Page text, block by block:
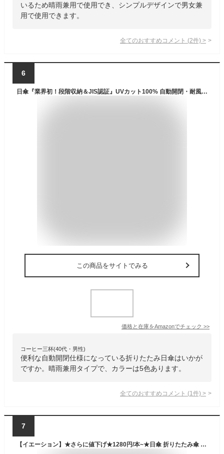
いるため晴雨兼用で使用でき、シンプルデザインで男女兼
用で使用できます。
全てのおすすめコメント (2件) >
6
日傘『業界初！段階収納＆JIS認証』UVカット100% 自動開閉・耐風撥水折りたたみ傘 遮光 遮熱 超軽量 ポケット 丈夫 100cm大傘径 晴雨兼用 折り畳み傘 熱中症対策 日焼け止め 肌を守る メンズ/レディース/子供 おしゃれ 母の日 父の日プレゼント ブラック
この商品をサイトでみる
価格と在庫をAmazonでチェック >>
コーヒー三杯(40代・男性)
便利な自動開閉仕様になっている折りたたみ日傘はいかが
ですか。晴雨兼用タイプで、カラーは5色あります。
全てのおすすめコメント (1 件) >
7
【イエーション】★さらに値下げ★1280円/本~★日傘 折りたたみ傘 ワンタッチ 軽量220g 自動開閉 折り畳み傘 晴雨兼用傘 折りたたみ傘 折りたたみ 自動 おりたたみ傘 完全遮光 雨傘 男女兼用傘 超軽量 折り畳傘 遮光 遮熱 UVカット UPF50+ コンパクト かわいい